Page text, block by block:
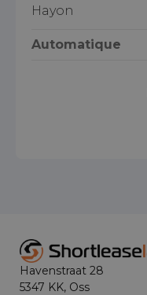
Hayon
Automatique
Havenstraat 28
5347 KK, Oss